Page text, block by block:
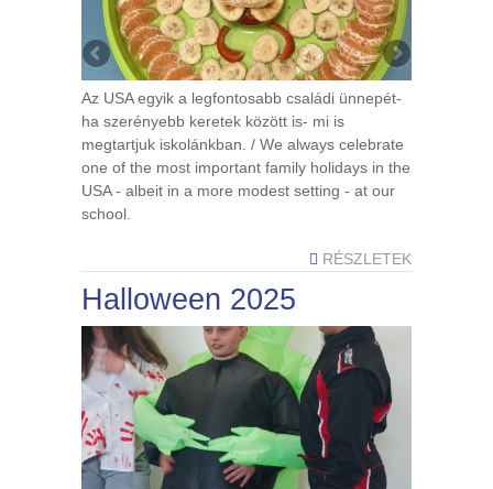
Az USA egyik a legfontosabb családi ünnepét-
ha szerényebb keretek között is- mi is
megtartjuk iskolánkban. / We always celebrate
one of the most important family holidays in the
USA - albeit in a more modest setting - at our
school.
RÉSZLETEK
Halloween 2025